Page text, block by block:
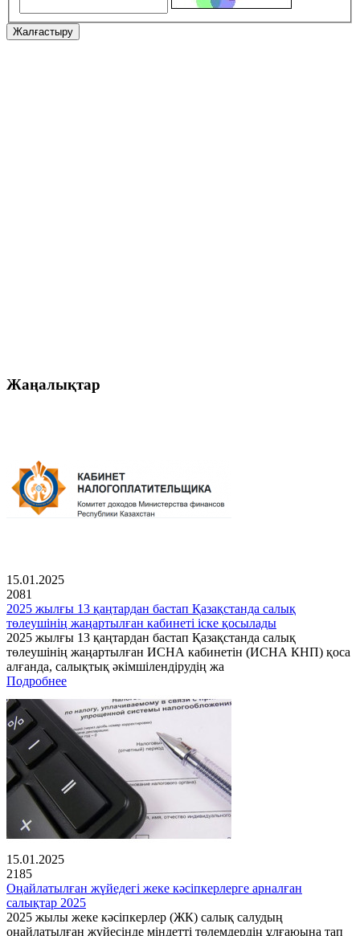
Жалғастыру
Жаңалықтар
15.01.2025
2081
2025 жылғы 13 қаңтардан бастап Қазақстанда салық
төлеушінің жаңартылған кабинеті іске қосылады
2025 жылғы 13 қаңтардан бастап Қазақстанда салық
төлеушінің жаңартылған ИСНА кабинетін (ИСНА КНП) қоса
алғанда, салықтық әкімшілендірудің жа
Подробнее
15.01.2025
2185
Оңайлатылған жүйедегі жеке кәсіпкерлерге арналған
салықтар 2025
2025 жылы жеке кәсіпкерлер (ЖК) салық салудың
оңайлатылған жүйесінде міндетті төлемдердің ұлғаюына тап